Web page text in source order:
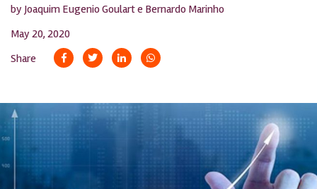
by Joaquim Eugenio Goulart e Bernardo Marinho
May 20, 2020
Share